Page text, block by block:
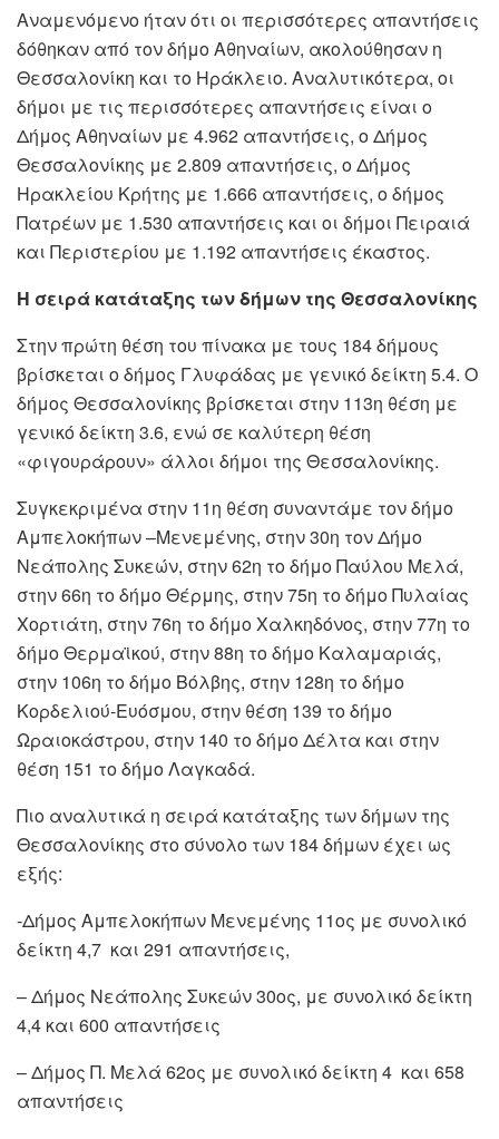
Αναμενόμενο ήταν ότι οι περισσότερες απαντήσεις
δόθηκαν από τον δήμο Αθηναίων, ακολούθησαν η
Θεσσαλονίκη και το Ηράκλειο. Αναλυτικότερα, οι
δήμοι με τις περισσότερες απαντήσεις είναι ο
Δήμος Αθηναίων με 4.962 απαντήσεις, ο Δήμος
Θεσσαλονίκης με 2.809 απαντήσεις, ο Δήμος
Ηρακλείου Κρήτης με 1.666 απαντήσεις, ο δήμος
Πατρέων με 1.530 απαντήσεις και οι δήμοι Πειραιά
και Περιστερίου με 1.192 απαντήσεις έκαστος.
Η σειρά κατάταξης των δήμων της Θεσσαλονίκης
Στην πρώτη θέση του πίνακα με τους 184 δήμους
βρίσκεται ο δήμος Γλυφάδας με γενικό δείκτη 5.4. Ο
δήμος Θεσσαλονίκης βρίσκεται στην 113η θέση με
γενικό δείκτη 3.6, ενώ σε καλύτερη θέση
«φιγουράρουν» άλλοι δήμοι της Θεσσαλονίκης.
Συγκεκριμένα στην 11η θέση συναντάμε τον δήμο
Αμπελοκήπων –Μενεμένης, στην 30η τον Δήμο
Νεάπολης Συκεών, στην 62η το δήμο Παύλου Μελά,
στην 66η το δήμο Θέρμης, στην 75η το δήμο Πυλαίας
Χορτιάτη, στην 76η το δήμο Χαλκηδόνος, στην 77η το
δήμο Θερμαϊκού, στην 88η το δήμο Καλαμαριάς,
στην 106η το δήμο Βόλβης, στην 128η το δήμο
Κορδελιού-Ευόσμου, στην θέση 139 το δήμο
Ωραιοκάστρου, στην 140 το δήμο Δέλτα και στην
θέση 151 το δήμο Λαγκαδά.
Πιο αναλυτικά η σειρά κατάταξης των δήμων της
Θεσσαλονίκης στο σύνολο των 184 δήμων έχει ως
εξής:
-Δήμος Αμπελοκήπων Μενεμένης 11ος με συνολικό
δείκτη 4,7 και 291 απαντήσεις,
– Δήμος Νεάπολης Συκεών 30ος, με συνολικό δείκτη
4,4 και 600 απαντήσεις
– Δήμος Π. Μελά 62ος με συνολικό δείκτη 4 και 658
απαντήσεις